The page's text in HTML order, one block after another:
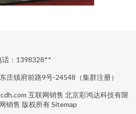
话：1398328**
庄镇府前路9号-24548（集群注册）
互联网销售 北京彩鸿达科技有限
销售 版权所有Sitemap